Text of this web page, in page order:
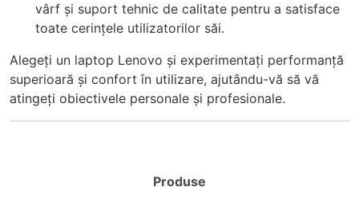
vârf și suport tehnic de calitate pentru a satisface
toate cerințele utilizatorilor săi.
Alegeți un laptop Lenovo și experimentați performanță
superioară și confort în utilizare, ajutându-vă să vă
atingeți obiectivele personale și profesionale.
Produse